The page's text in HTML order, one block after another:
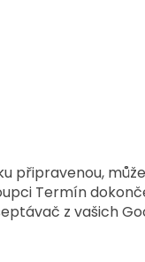
připravenou,
Termín
z vašich